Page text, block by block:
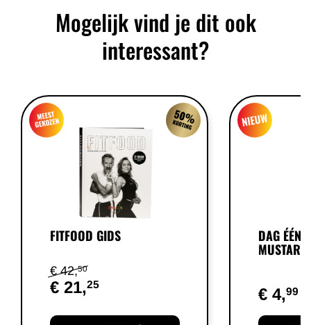
Mogelijk vind je dit ook
interessant?
FITFOOD GIDS
€ 42,50
€ 21,25
DAG ÉÉN
MUSTARD
€ 4,99